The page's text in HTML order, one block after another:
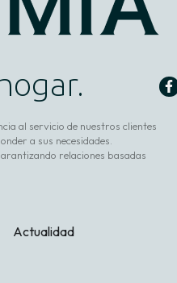
al servicio de nuestros clientes
a sus necesidades.
relaciones basadas
Actualidad